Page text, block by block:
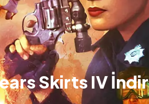
Skirts IV İndir